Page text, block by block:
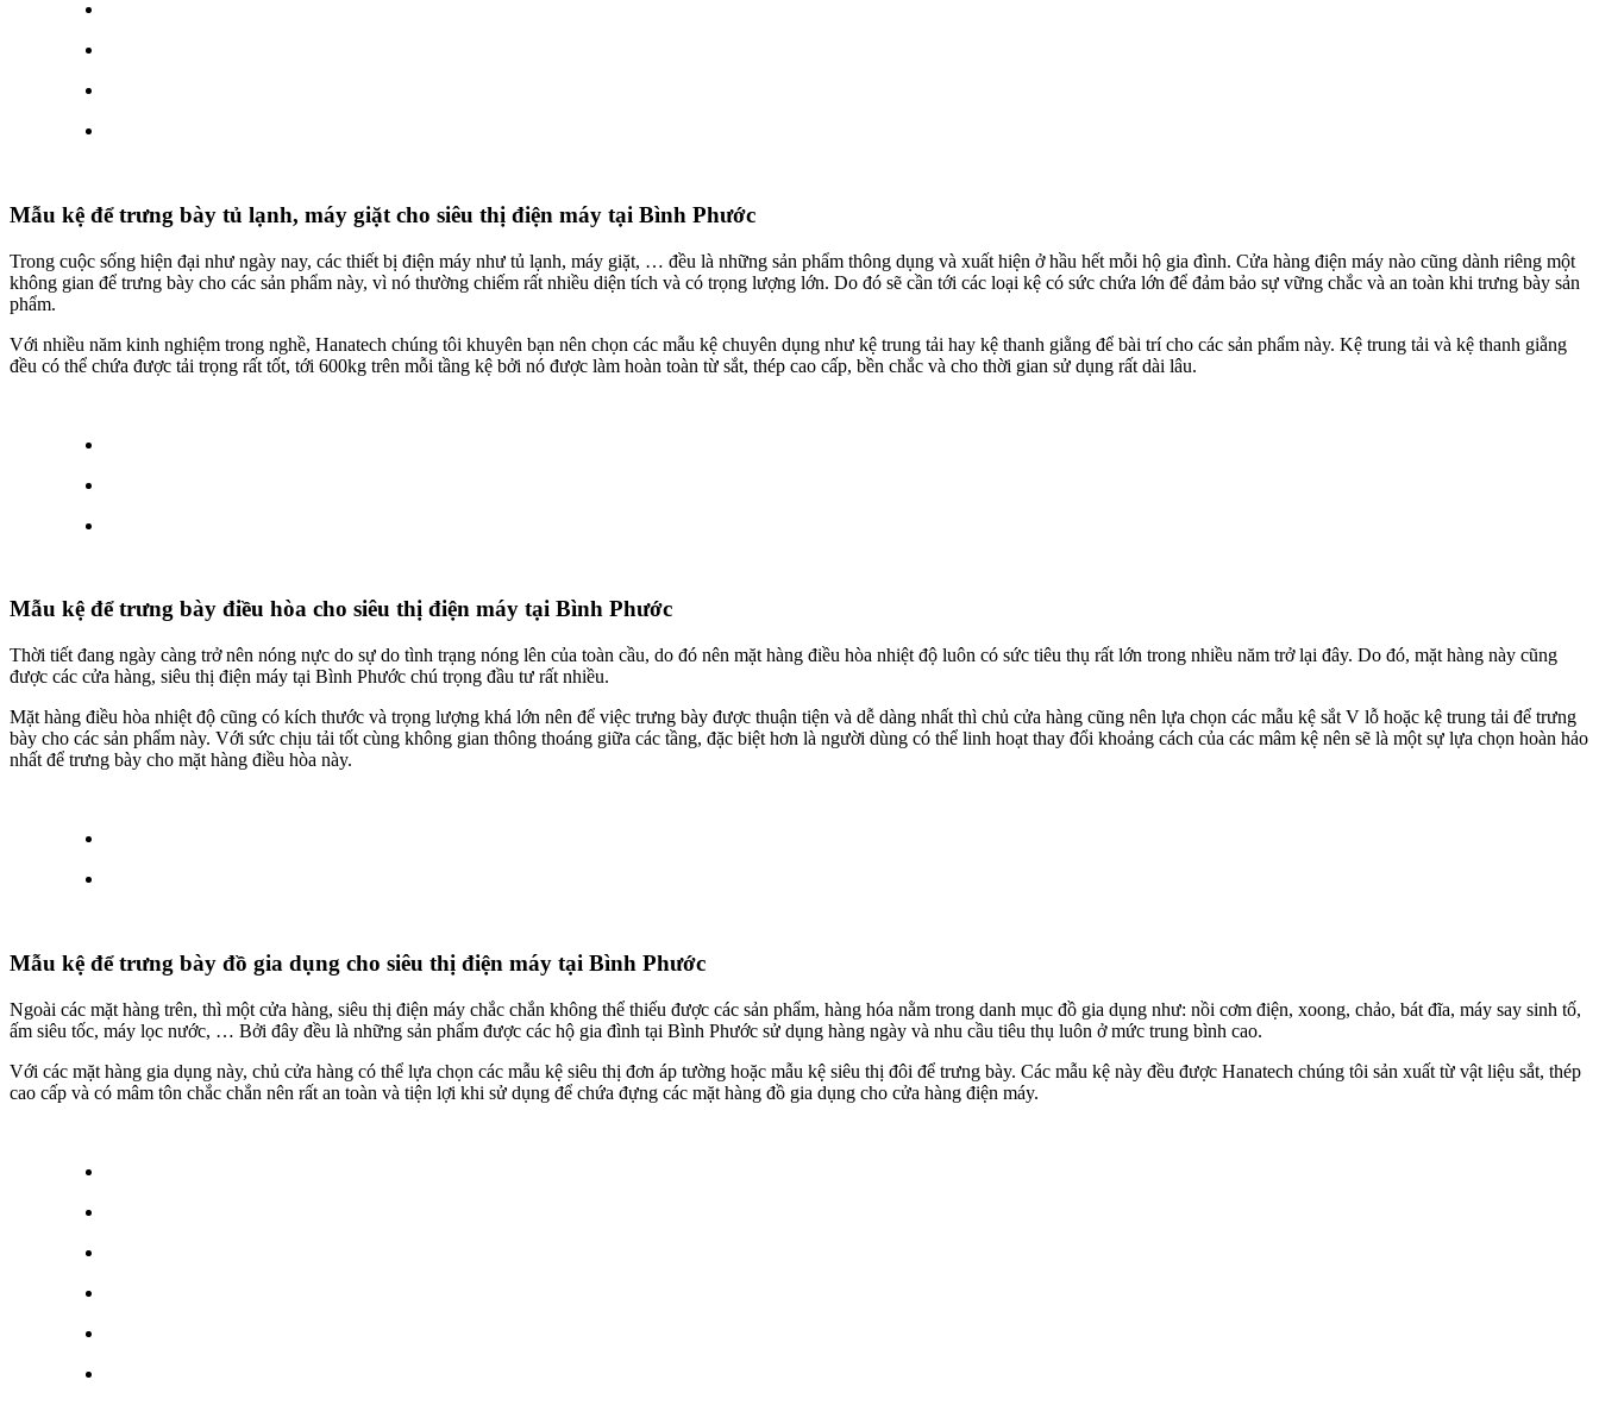
Mẫu kệ để trưng bày tủ lạnh, máy giặt cho siêu thị điện máy tại Bình Phước
Trong cuộc sống hiện đại như ngày nay, các thiết bị điện máy như tủ lạnh, máy giặt, … đều là những sản phẩm thông dụng và xuất hiện ở hầu hết mỗi hộ gia đình. Cửa hàng điện máy nào cũng dành riêng một
không gian để trưng bày cho các sản phẩm này, vì nó thường chiếm rất nhiều diện tích và có trọng lượng lớn. Do đó sẽ cần tới các loại kệ có sức chứa lớn để đảm bảo sự vững chắc và an toàn khi trưng bày sản
phẩm.
Với nhiều năm kinh nghiệm trong nghề, Hanatech chúng tôi khuyên bạn nên chọn các mẫu kệ chuyên dụng như kệ trung tải hay kệ thanh giằng để bài trí cho các sản phẩm này. Kệ trung tải và kệ thanh giằng
đều có thể chứa được tải trọng rất tốt, tới 600kg trên mỗi tầng kệ bởi nó được làm hoàn toàn từ sắt, thép cao cấp, bền chắc và cho thời gian sử dụng rất dài lâu.
Mẫu kệ để trưng bày điều hòa cho siêu thị điện máy tại Bình Phước
Thời tiết đang ngày càng trở nên nóng nực do sự do tình trạng nóng lên của toàn cầu, do đó nên mặt hàng điều hòa nhiệt độ luôn có sức tiêu thụ rất lớn trong nhiều năm trở lại đây. Do đó, mặt hàng này cũng
được các cửa hàng, siêu thị điện máy tại Bình Phước chú trọng đầu tư rất nhiều.
Mặt hàng điều hòa nhiệt độ cũng có kích thước và trọng lượng khá lớn nên để việc trưng bày được thuận tiện và dễ dàng nhất thì chủ cửa hàng cũng nên lựa chọn các mẫu kệ sắt V lỗ hoặc kệ trung tải để trưng
bày cho các sản phẩm này. Với sức chịu tải tốt cùng không gian thông thoáng giữa các tầng, đặc biệt hơn là người dùng có thể linh hoạt thay đổi khoảng cách của các mâm kệ nên sẽ là một sự lựa chọn hoàn hảo
nhất để trưng bày cho mặt hàng điều hòa này.
Mẫu kệ để trưng bày đồ gia dụng cho siêu thị điện máy tại Bình Phước
Ngoài các mặt hàng trên, thì một cửa hàng, siêu thị điện máy chắc chắn không thể thiếu được các sản phẩm, hàng hóa nằm trong danh mục đồ gia dụng như: nồi cơm điện, xoong, chảo, bát đĩa, máy say sinh tố,
ấm siêu tốc, máy lọc nước, … Bởi đây đều là những sản phẩm được các hộ gia đình tại Bình Phước sử dụng hàng ngày và nhu cầu tiêu thụ luôn ở mức trung bình cao.
Với các mặt hàng gia dụng này, chủ cửa hàng có thể lựa chọn các mẫu kệ siêu thị đơn áp tường hoặc mẫu kệ siêu thị đôi để trưng bày. Các mẫu kệ này đều được Hanatech chúng tôi sản xuất từ vật liệu sắt, thép
cao cấp và có mâm tôn chắc chắn nên rất an toàn và tiện lợi khi sử dụng để chứa đựng các mặt hàng đồ gia dụng cho cửa hàng điện máy.